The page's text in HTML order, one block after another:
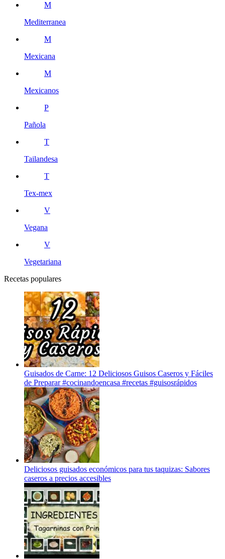
M
Mediterranea
M
Mexicana
M
Mexicanos
P
Pañola
T
Tailandesa
T
Tex-mex
V
Vegana
V
Vegetariana
Recetas populares
Guisados de Carne: 12 Deliciosos Guisos Caseros y Fáciles
de Preparar #cocinandoencasa #recetas #guisosrápidos
Deliciosos guisados económicos para tus taquizas: Sabores
caseros a precios accesibles